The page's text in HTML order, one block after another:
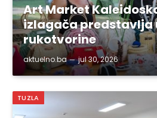
Art Market
izlagača predstavlja
rukotvorine
aktuelno.ba jul 30, 2026
TUZLA